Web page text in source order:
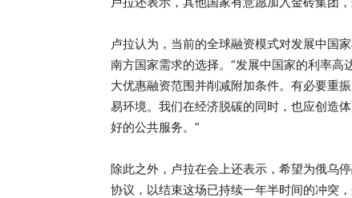
卢拉认为，当前的全球融资模式对发展中国
南方国家需求的选择。“发展中国家的利率
大优惠融资范围并削减附加条件。有必要重
易环境。我们在经济脱碳的同时，也应创造
好的公共服务。”
除此之外，卢拉在会上还表示，希望为俄乌
协议，以结束这场已持续一年半时间的冲突，